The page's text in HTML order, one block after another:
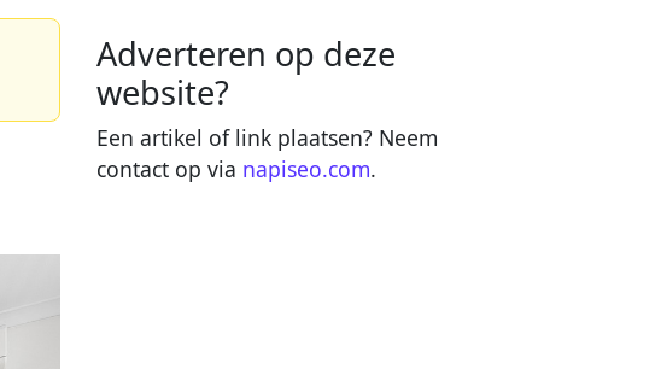
Adverteren op deze
website?
Een artikel of link plaatsen? Neem
contact op via napiseo.com.